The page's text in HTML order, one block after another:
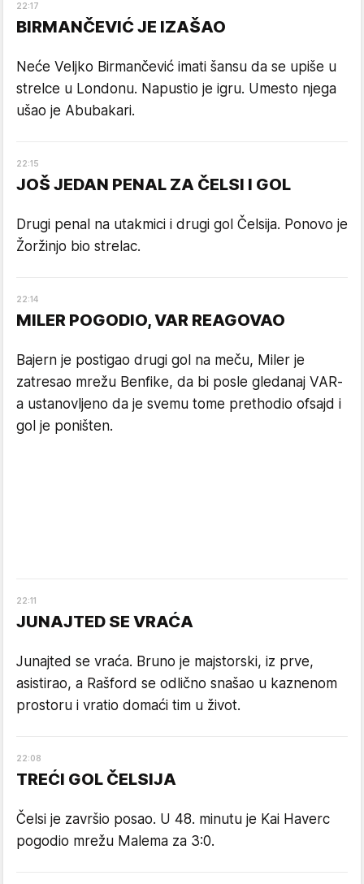
22:17
BIRMANČEVIĆ JE IZAŠAO
Neće Veljko Birmančević imati šansu da se upiše u
strelce u Londonu. Napustio je igru. Umesto njega
ušao je Abubakari.
22:15
JOŠ JEDAN PENAL ZA ČELSI I GOL
Drugi penal na utakmici i drugi gol Čelsija. Ponovo je
Žoržinjo bio strelac.
22:14
MILER POGODIO, VAR REAGOVAO
Bajern je postigao drugi gol na meču, Miler je
zatresao mrežu Benfike, da bi posle gledanaj VAR-
a ustanovljeno da je svemu tome prethodio ofsajd i
gol je poništen.
22:11
JUNAJTED SE VRAĆA
Junajted se vraća. Bruno je majstorski, iz prve,
asistirao, a Rašford se odlično snašao u kaznenom
prostoru i vratio domaći tim u život.
22:08
TREĆI GOL ČELSIJA
Čelsi je završio posao. U 48. minutu je Kai Haverc
pogodio mrežu Malema za 3:0.